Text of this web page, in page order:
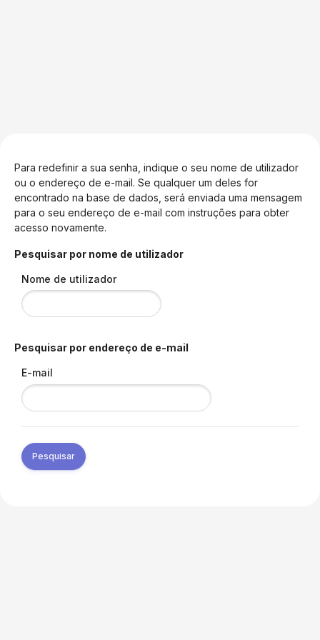
Para redefinir a sua senha, indique o seu nome de utilizador
ou o endereço de e-mail. Se qualquer um deles for
encontrado na base de dados, será enviada uma mensagem
para o seu endereço de e-mail com instruções para obter
acesso novamente.
Pesquisar por nome de utilizador
Nome de utilizador
Pesquisar por endereço de e-mail
E-mail